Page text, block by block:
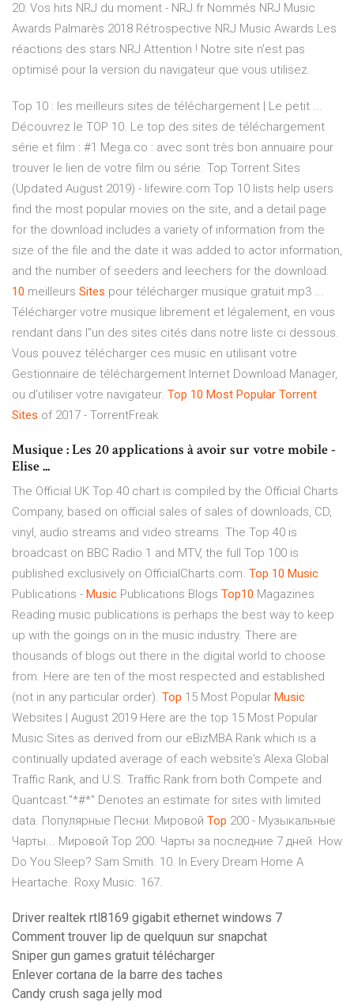
20: Vos hits NRJ du moment - NRJ.fr Nommés NRJ Music
Awards Palmarès 2018 Rétrospective NRJ Music Awards Les
réactions des stars NRJ Attention ! Notre site n'est pas
optimisé pour la version du navigateur que vous utilisez.
Top 10 : les meilleurs sites de téléchargement | Le petit ...
Découvrez le TOP 10. Le top des sites de téléchargement
série et film : #1 Mega.co : avec sont très bon annuaire pour
trouver le lien de votre film ou série. Top Torrent Sites
(Updated August 2019) - lifewire.com Top 10 lists help users
find the most popular movies on the site, and a detail page
for the download includes a variety of information from the
size of the file and the date it was added to actor information,
and the number of seeders and leechers for the download.
10 meilleurs Sites pour télécharger musique gratuit mp3 ...
Télécharger votre musique librement et légalement, en vous
rendant dans l”un des sites cités dans notre liste ci dessous.
Vous pouvez télécharger ces music en utilisant votre
Gestionnaire de téléchargement Internet Download Manager,
ou d’utiliser votre navigateur. Top 10 Most Popular Torrent
Sites of 2017 - TorrentFreak
Musique : Les 20 applications à avoir sur votre mobile -
Elise ...
The Official UK Top 40 chart is compiled by the Official Charts
Company, based on official sales of sales of downloads, CD,
vinyl, audio streams and video streams. The Top 40 is
broadcast on BBC Radio 1 and MTV, the full Top 100 is
published exclusively on OfficialCharts.com. Top 10 Music
Publications - Music Publications Blogs Top10 Magazines
Reading music publications is perhaps the best way to keep
up with the goings on in the music industry. There are
thousands of blogs out there in the digital world to choose
from. Here are ten of the most respected and established
(not in any particular order). Top 15 Most Popular Music
Websites | August 2019 Here are the top 15 Most Popular
Music Sites as derived from our eBizMBA Rank which is a
continually updated average of each website's Alexa Global
Traffic Rank, and U.S. Traffic Rank from both Compete and
Quantcast."*#*" Denotes an estimate for sites with limited
data. Популярные Песни: Мировой Top 200 - Музыкальные
Чарты... Мировой Top 200. Чарты за последние 7 дней. How
Do You Sleep? Sam Smith. 10. In Every Dream Home A
Heartache. Roxy Music. 167.
Driver realtek rtl8169 gigabit ethernet windows 7
Comment trouver lip de quelquun sur snapchat
Sniper gun games gratuit télécharger
Enlever cortana de la barre des taches
Candy crush saga jelly mod